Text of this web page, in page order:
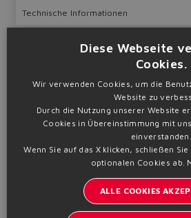
Technische Informationen
p/Q-Regelungen
Separater Digitalregler für Wege- und
LVDT-Aufnehmer, Feldbus, p/Q-
Schienenformat
Diese Webseite
Cookies.
Wir verwenden Cookies, um die
Website zu
Durch die Nutzung unserer Website
Cookies in Übereinstimmung mit
einverstanden.
Wenn Sie auf das X klicken, schließen
optionalen Cookies ab.
ALLE COOKIES